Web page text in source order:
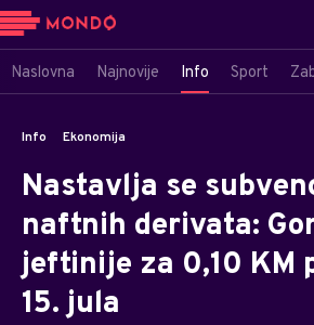
Naslovna Najnovije Info Sport
Info Ekonomija
Nastavlja se
naftnih derivata:
jeftinije za 0,10 KM
15. jula